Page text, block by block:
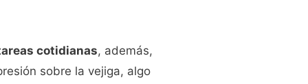
cotidianas, además,
sobre la vejiga, algo